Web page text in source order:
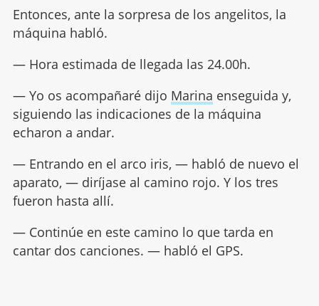
Entonces, ante la sorpresa de los angelitos, la
máquina habló.
— Hora estimada de llegada las 24.00h.
— Yo os acompañaré dijo Marina enseguida y,
siguiendo las indicaciones de la máquina
echaron a andar.
— Entrando en el arco iris, — habló de nuevo el
aparato, — diríjase al camino rojo. Y los tres
fueron hasta allí.
— Continúe en este camino lo que tarda en
cantar dos canciones. — habló el GPS.